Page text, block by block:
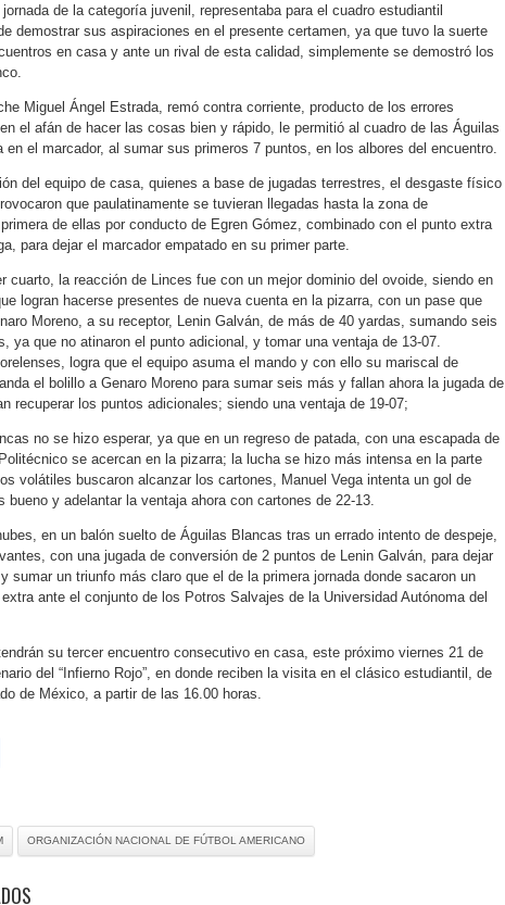
jornada de la categoría juvenil, representaba para el cuadro estudiantil
demostrar sus aspiraciones en el presente certamen, ya que tuvo la suerte
en casa y ante un rival de esta calidad, simplemente se demostró los
Miguel Ángel Estrada, remó contra corriente, producto de los errores
el afán de hacer las cosas bien y rápido, le permitió al cuadro de las Águilas
en el marcador, al sumar sus primeros 7 puntos, en los albores del encuentro.
del equipo de casa, quienes a base de jugadas terrestres, el desgaste físico
que paulatinamente se tuvieran llegadas hasta la zona de
de ellas por conducto de Egren Gómez, combinado con el punto extra
para dejar el marcador empatado en su primer parte.
cuarto, la reacción de Linces fue con un mejor dominio del ovoide, siendo en
logran hacerse presentes de nueva cuenta en la pizarra, con un pase que
Moreno, a su receptor, Lenin Galván, de más de 40 yardas, sumando seis
ya que no atinaron el punto adicional, y tomar una ventaja de 13-07.
logra que el equipo asuma el mando y con ello su mariscal de
el bolillo a Genaro Moreno para sumar seis más y fallan ahora la jugada de
recuperar los puntos adicionales; siendo una ventaja de 19-07;
no se hizo esperar, ya que en un regreso de patada, con una escapada de
se acercan en la pizarra; la lucha se hizo más intensa en la parte
volátiles buscaron alcanzar los cartones, Manuel Vega intenta un gol de
bueno y adelantar la ventaja ahora con cartones de 22-13.
en un balón suelto de Águilas Blancas tras un errado intento de despeje,
con una jugada de conversión de 2 puntos de Lenin Galván, para dejar
sumar un triunfo más claro que el de la primera jornada donde sacaron un
ante el conjunto de los Potros Salvajes de la Universidad Autónoma del
su tercer encuentro consecutivo en casa, este próximo viernes 21 de
del “Infierno Rojo”, en donde reciben la visita en el clásico estudiantil, de
de México, a partir de las 16.00 horas.
ORGANIZACIÓN NACIONAL DE FÚTBOL AMERICANO